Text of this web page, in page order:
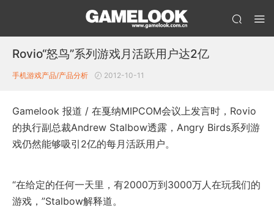
Rovio“怒鸟”系列游戏月活跃用户达2亿
手机游戏产品/产品分析 2012-10-11
Gamelook 报道 / 在戛纳MIPCOM会议上发言时，Rovio
的执行副总裁Andrew Stalbow透露，Angry Birds系列游
戏仍然能够吸引2亿的每月活跃用户。
“在给定的任何一天里，有2000万到3000万人在玩我们的
游戏，”Stalbow解释道。